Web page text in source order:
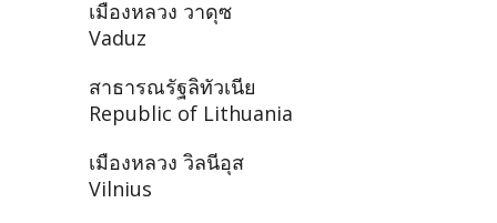
เมืองหลวง วาดุซ
Vaduz
สาธารณรัฐลิทัวเนีย
Republic of Lithuania
เมืองหลวง วิลนีอุส
Vilnius